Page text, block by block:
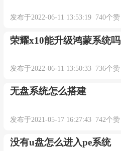
发布于2022-06-11 13:53:19 740个赞
荣耀x10能升级鸿蒙系统吗
发布于2022-06-11 13:50:33 736个赞
无盘系统怎么搭建
发布于2021-05-17 16:27:43 742个赞
没有u盘怎么进入pe系统